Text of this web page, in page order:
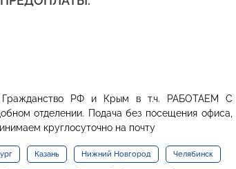
РФ и Крым в т.ч. РАБОТАЕМ С
отделении. Подача без посещения офиса,
круглосуточно на почту
Казань Нижний Новгород Челябинск